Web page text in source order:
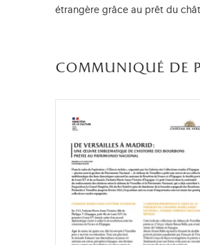
étrangère grâce au prêt du
communiqué de